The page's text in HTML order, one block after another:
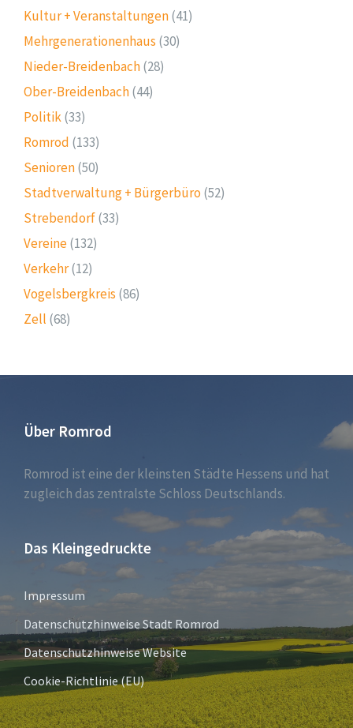
Kultur + Veranstaltungen(41)
Mehrgenerationenhaus (30)
Nieder-Breidenbach(28)
Ober-Breidenbach(44)
Politik(33)
Romrod (133)
Senioren(50)
Stadtverwaltung + Bürgerbüro (52)
Strebendorf(33)
Vereine(132)
Verkehr(12)
Vogelsbergkreis (86)
Zell (68)
Über Romrod
Romrod ist eine der kleinsten Städte Hessens und hat
zugleich das zentralste Schloss Deutschlands.
Das Kleingedruckte
Impressum
Datenschutzhinweise Stadt Romrod
Datenschutzhinweise Website
Cookie-Richtlinie (EU)